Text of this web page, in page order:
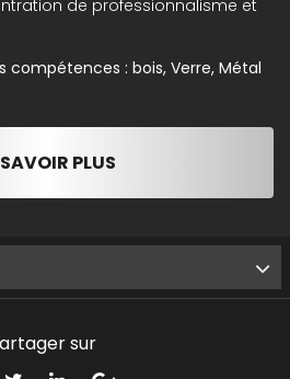
de professionnalisme et
compétences : bois, Verre, Métal
PLUS
sur